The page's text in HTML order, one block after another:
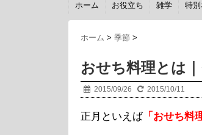
ホーム お役立ち 雑学 特別
ホーム > 季節 >
おせち料理とは
2015/09/26 2015/10/11
正月といえば「おせち料